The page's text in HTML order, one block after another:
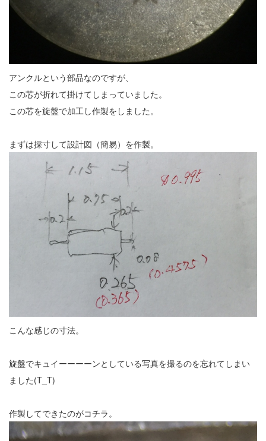
アンクルという部品なのですが、
この芯が折れて掛けてしまっていました。
この芯を旋盤で加工し作製をしました。
まずは採寸して設計図（簡易）を作製。
こんな感じの寸法。
旋盤でキュイーーーーンとしている写真を撮るのを忘れてしまい
ました(T_T)
作製してできたのがコチラ。